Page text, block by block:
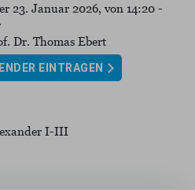
23. Januar 2026, von 14:20 -
Dr. Thomas Ebert
EINTRAGEN
I-III